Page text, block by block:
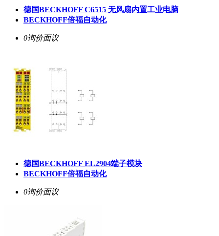
德国BECKHOFF C6515 无风扇内置工业电脑
BECKHOFF倍福自动化
0询价面议
德国BECKHOFF EL2904端子模块
BECKHOFF倍福自动化
0询价面议